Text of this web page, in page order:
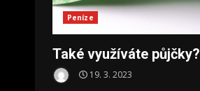
Peníze
Také využíváte půjčky?
19. 3. 2023